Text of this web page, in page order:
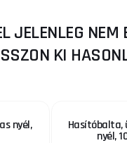
JELENLEG NEM
KI
nyél, Hasítóbalta,
nyél,